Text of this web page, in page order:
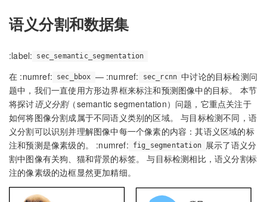
语义分割和数据集
:label: sec_semantic_segmentation
在 :numref: sec_bbox — :numref: sec_rcnn 中讨论的目标检测问
题中，我们一直使用方形边界框来标注和预测图像中的目标。 本节
将探讨语义分割（semantic segmentation）问题，它重点关注于
如何将图像分割成属于不同语义类别的区域。 与目标检测不同，语
义分割可以识别并理解图像中每一个像素的内容：其语义区域的标
注和预测是像素级的。 :numref:
fig_segmentation
展示了语义分
割中图像有关狗、猫和背景的标签。 与目标检测相比，语义分割标
注的像素级的边框显然更加精细。